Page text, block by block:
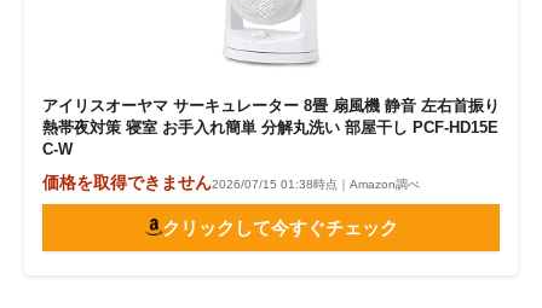
アイリスオーヤマ サーキュレーター 8畳 扇風機 静音 左右首振り
熱帯夜対策 寝室 お手入れ簡単 分解丸洗い 部屋干し PCF-HD15E
C-W
価格を取得できません2026/07/15 01:38時点｜Amazon調べ
クリックして今すぐチェック